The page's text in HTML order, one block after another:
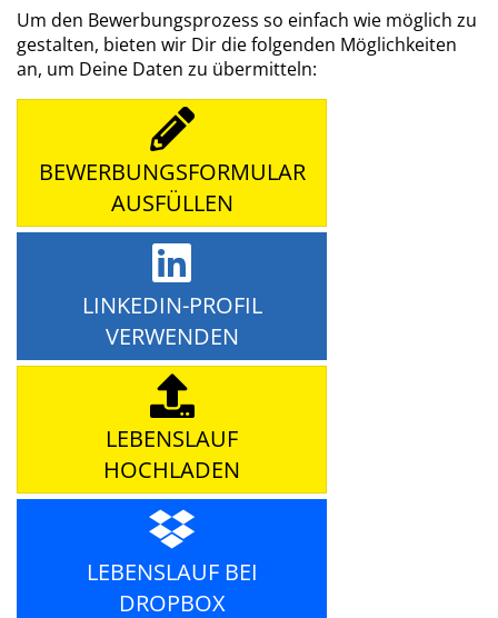
Um den Bewerbungsprozess so einfach wie möglich zu
gestalten, bieten wir Dir die folgenden Möglichkeiten
an, um Deine Daten zu übermitteln:
BEWERBUNGSFORMULAR
AUSFÜLLEN
LINKEDIN-PROFIL
VERWENDEN
LEBENSLAUF
HOCHLADEN
LEBENSLAUF BEI
DROPBOX